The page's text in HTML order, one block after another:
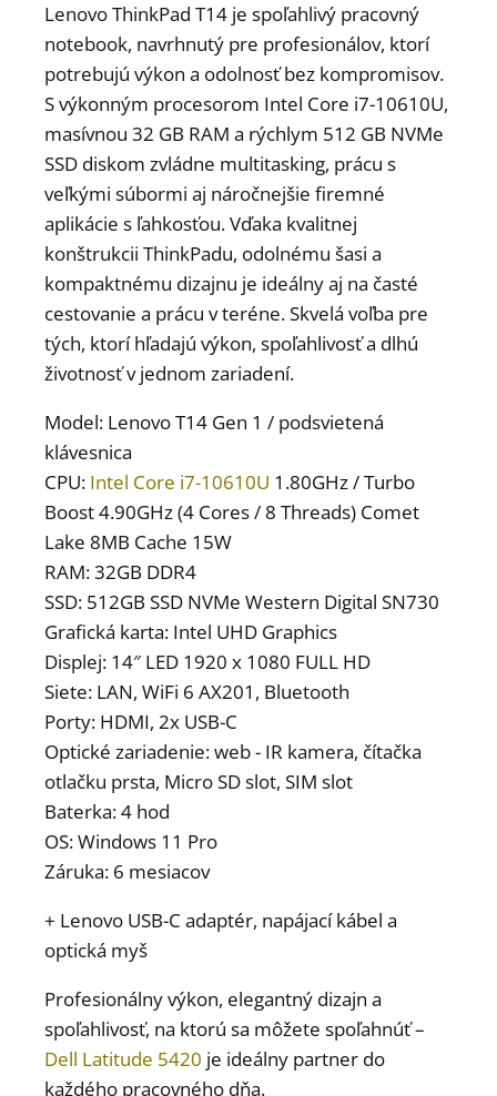
Lenovo ThinkPad T14 je spoľahlivý pracovný
notebook, navrhnutý pre profesionálov, ktorí
potrebujú výkon a odolnosť bez kompromisov.
S výkonným procesorom Intel Core i7-10610U,
masívnou 32 GB RAM a rýchlym 512 GB NVMe
SSD diskom zvládne multitasking, prácu s
veľkými súbormi aj náročnejšie firemné
aplikácie s ľahkosťou. Vďaka kvalitnej
konštrukcii ThinkPadu, odolnému šasi a
kompaktnému dizajnu je ideálny aj na časté
cestovanie a prácu v teréne. Skvelá voľba pre
tých, ktorí hľadajú výkon, spoľahlivosť a dlhú
životnosť v jednom zariadení.
Model: Lenovo T14 Gen 1 / podsvietená
klávesnica
CPU: Intel Core i7-10610U 1.80GHz / Turbo
Boost 4.90GHz (4 Cores / 8 Threads) Comet
Lake 8MB Cache 15W
RAM: 32GB DDR4
SSD: 512GB SSD NVMe Western Digital SN730
Grafická karta: Intel UHD Graphics
Displej: 14″ LED 1920 x 1080 FULL HD
Siete: LAN, WiFi 6 AX201, Bluetooth
Porty: HDMI, 2x USB-C
Optické zariadenie: web - IR kamera, čítačka
otlačku prsta, Micro SD slot, SIM slot
Baterka: 4 hod
OS: Windows 11 Pro
Záruka: 6 mesiacov
+ Lenovo USB-C adaptér, napájací kábel a
optická myš
Profesionálny výkon, elegantný dizajn a
spoľahlivosť, na ktorú sa môžete spoľahnúť –
Dell Latitude 5420 je ideálny partner do
každého pracovného dňa.